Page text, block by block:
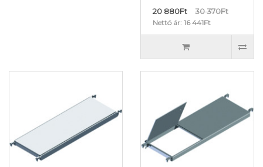
20 880Ft
30 370Ft
Nettó ár: 16 441Ft